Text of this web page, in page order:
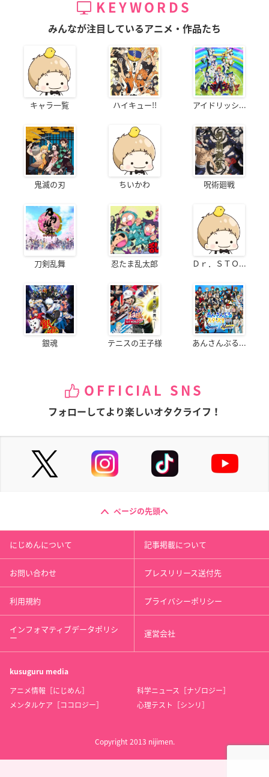
KEYWORDS
みんなが注目しているアニメ・作品たち
キャラ一覧 ハイキュー!! アイドリッシ...
鬼滅の刃 ちいかわ 呪術廻戦
刀剣乱舞 忍たま乱太郎 Ｄｒ．ＳＴＯ...
銀魂 テニスの王子様 あんさんぶる...
OFFICIAL SNS
フォローしてより楽しいオタクライフ！
ページの先頭へ
にじめんについて 記事掲載について
お問い合わせ プレスリリース送付先
利用規約 プライバシーポリシー
インフォマティブデータポリシ
ー 運営会社
kusuguru media
アニメ情報［にじめん］
科学ニュース［ナゾロジー］
メンタルケア［ココロジー］
心理テスト［シンリ］
Copyright 2013 nijimen.